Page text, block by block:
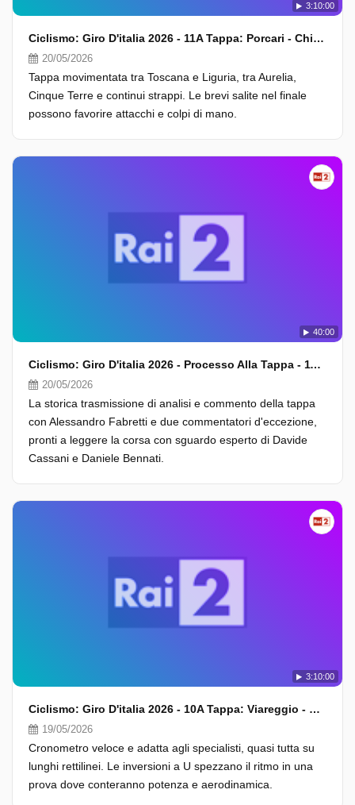
3:10:00
Ciclismo: Giro D'italia 2026 - 11A Tappa: Porcari - Chiavari (Fasi Finali)
20/05/2026
Tappa movimentata tra Toscana e Liguria, tra Aurelia,
Cinque Terre e continui strappi. Le brevi salite nel finale
possono favorire attacchi e colpi di mano.
40:00
Ciclismo: Giro D'italia 2026 - Processo Alla Tappa - 11A Tappa
20/05/2026
La storica trasmissione di analisi e commento della tappa
con Alessandro Fabretti e due commentatori d'eccezione,
pronti a leggere la corsa con sguardo esperto di Davide
Cassani e Daniele Bennati.
3:10:00
Ciclismo: Giro D'italia 2026 - 10A Tappa: Viareggio - Massa (Fasi Finali)
19/05/2026
Cronometro veloce e adatta agli specialisti, quasi tutta su
lunghi rettilinei. Le inversioni a U spezzano il ritmo in una
prova dove conteranno potenza e aerodinamica.